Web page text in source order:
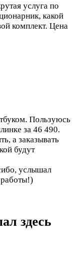
услуга по
какой
комплект. Цена
Пользуюсь
за 46 490.
а заказывать
будут
услышал
здесь